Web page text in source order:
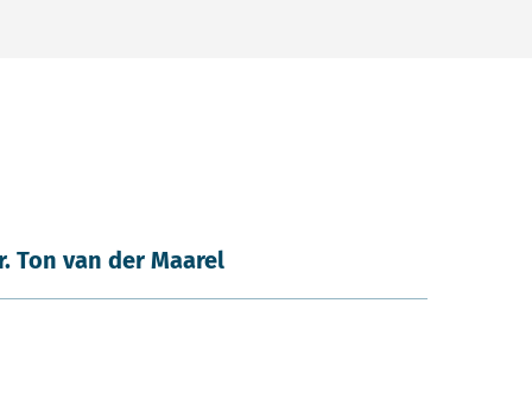
Ton van der Maarel